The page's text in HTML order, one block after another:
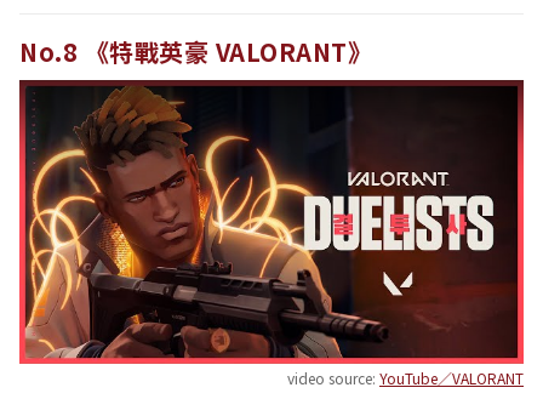
No.8 《特戰英豪 VALORANT》
video source: YouTube／VALORANT